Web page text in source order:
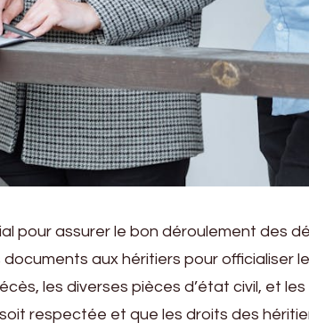
pour assurer le bon déroulement des
aux héritiers pour officialiser
les diverses pièces d’état civil, et
respectée et que les droits des